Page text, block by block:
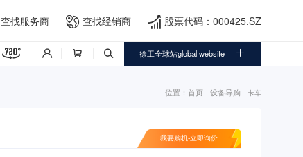
查找服务商  查找经销商  股票代码：000425.SZ
    徐工全球站global website 
位置： 首页- 设备导购 - 卡车
我要购机-立即询价